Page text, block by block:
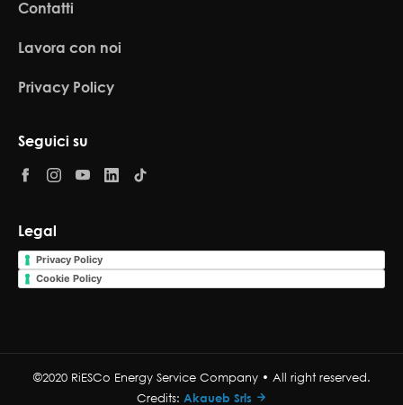
Contatti
Lavora con noi
Privacy Policy
Seguici su
Legal
Privacy Policy
Cookie Policy
©2020 RiESCo Energy Service Company • All right reserved.
Credits: Akaueb Srls